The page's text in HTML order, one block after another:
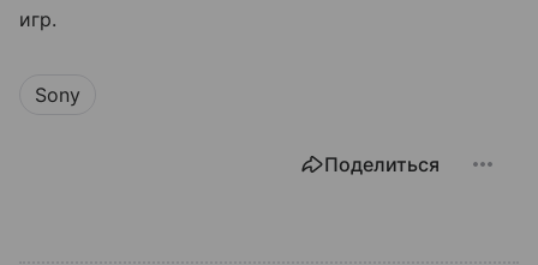
игр.
Sony
Поделиться